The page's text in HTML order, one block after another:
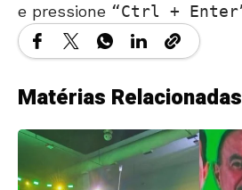
e pressione
Ctrl + Enter
Matérias Relacionadas